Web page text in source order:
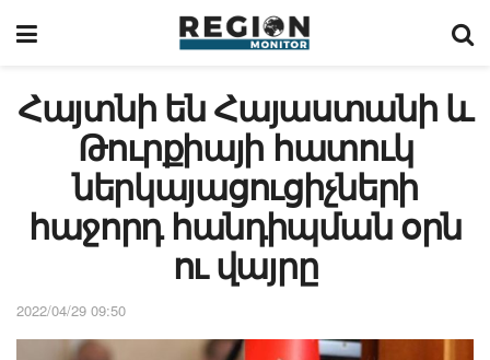
Հայտնի են Հայաստանի և
Թուրքիայի հատուկ
ներկայացուցիչների
հաջորդ հանդիպման օրն
ու վայրը
2022/04/29 09:50